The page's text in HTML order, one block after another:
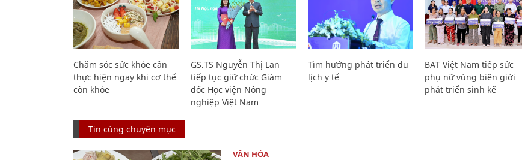
Chăm sóc sức khỏe cần
thực hiện ngay khi cơ thể
còn khỏe
GS.TS Nguyễn Thị Lan
tiếp tục giữ chức Giám
đốc Học viện Nông
nghiệp Việt Nam
Tìm hướng phát triển du
lịch y tế
BAT Việt Nam tiếp sức
phụ nữ vùng biên giới
phát triển sinh kế
Tin cùng chuyên mục
VĂN HÓA